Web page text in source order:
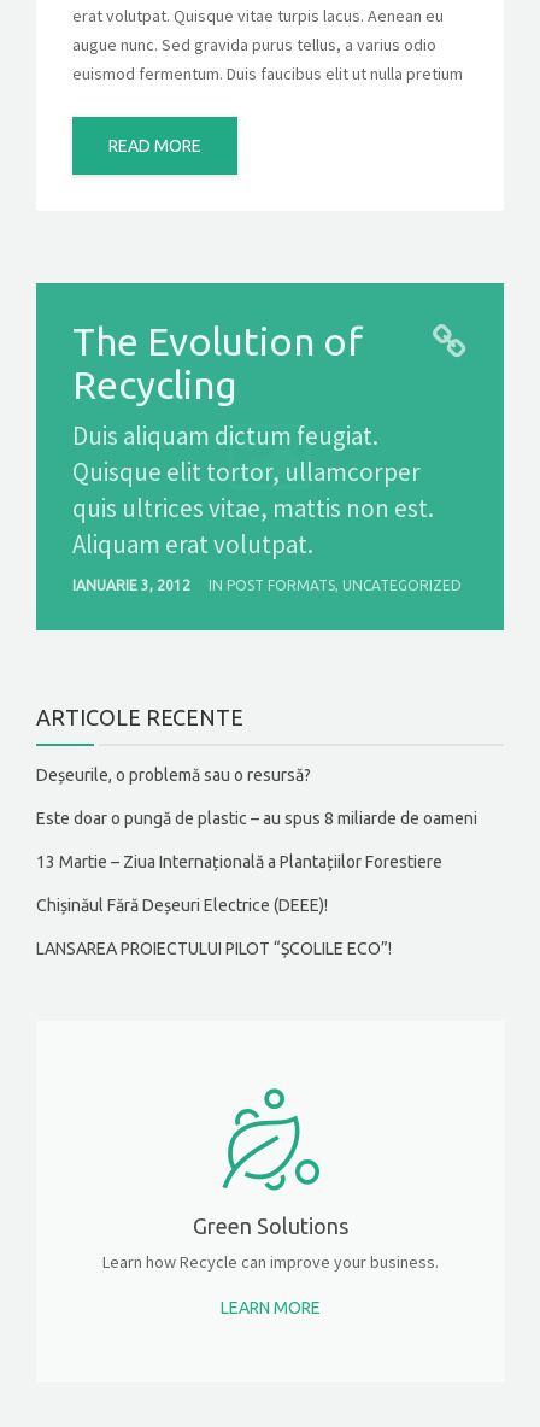
erat volutpat. Quisque vitae turpis lacus. Aenean eu
augue nunc. Sed gravida purus tellus, a varius odio
euismod fermentum. Duis faucibus elit ut nulla pretium
READ MORE
The Evolution of
Recycling
Duis aliquam dictum feugiat.
Quisque elit tortor, ullamcorper
quis ultrices vitae, mattis non est.
Aliquam erat volutpat.
IANUARIE 3, 2012 IN POST FORMATS, UNCATEGORIZED
ARTICOLE RECENTE
Deșeurile, o problemă sau o resursă?
Este doar o pungă de plastic – au spus 8 miliarde de oameni
13 Martie – Ziua Internațională a Plantațiilor Forestiere
Chișinăul Fără Deșeuri Electrice (DEEE)!
LANSAREA PROIECTULUI PILOT “ȘCOLILE ECO”!
Green Solutions
Learn how Recycle can improve your business.
LEARN MORE